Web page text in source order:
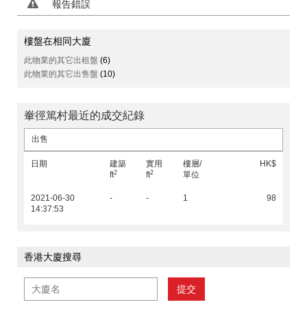
報告錯誤
樓盤在相同大廈
此物業的其它出租盤 (6)
此物業的其它出售盤 (10)
輋徑篤村最近的成交紀錄
出售
日期
建築
ft2
實用
ft2
樓層/
單位
HK$
2021-06-30
14:37:53
- - 1 98
香港大廈搜尋
提交